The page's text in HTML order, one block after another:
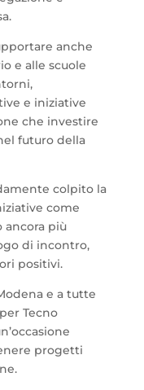
anche
e alle scuole
e iniziative
che investire
futuro della
colpito la
come
ancora più
di incontro,
positivi.
e a tutte
Tecno
progetti